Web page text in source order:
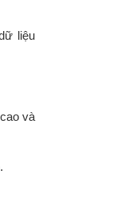
liệu
và